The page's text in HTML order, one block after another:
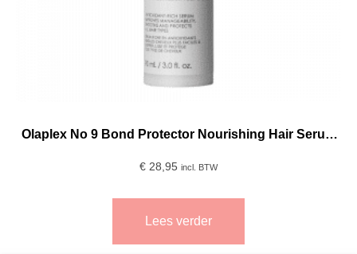
Olaplex No 9 Bond Protector Nourishing Hair Serum
90 Ml
€ 28,95 incl. BTW
Lees verder